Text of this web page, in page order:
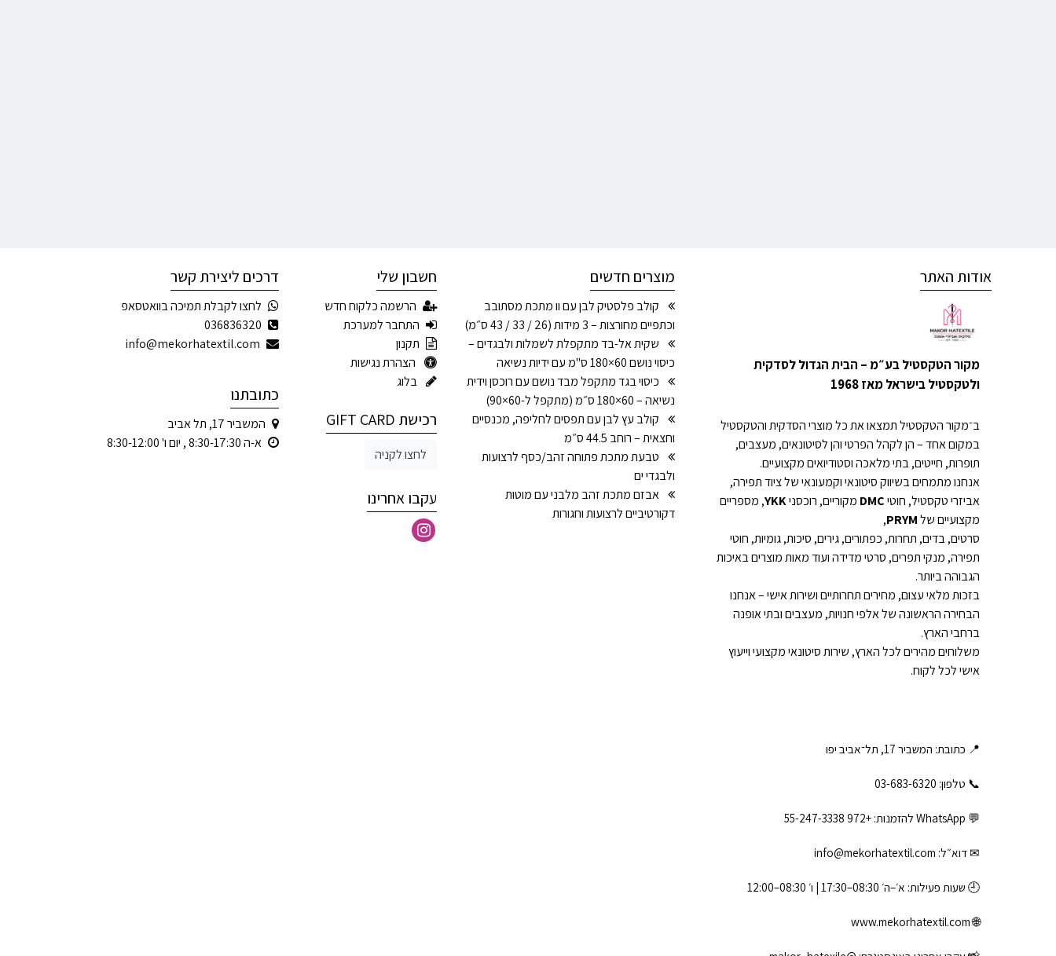
אודות האתר
מקור הטקסטיל בע״מ – הבית הגדול לסדקית
ולטקסטיל בישראל מאז 1968
ב־מקור הטקסטיל תמצאו את כל מוצרי הסדקית והטקסטיל
במקום אחד – הן לקהל הפרטי והן לסיטונאים, מעצבים,
תופרות, חייטים, בתי מלאכה וסטודיואים מקצועיים.
אנחנו מתמחים בשיווק סיטונאי וקמעונאי של ציוד תפירה,
אביזרי טקסטיל, חוטיDMC מקוריים, רוכסניYKK, מספריים
מקצועיים שלPRYM
,
סרטים, בדים, תחרות, כפתורים, גירים, סיכות, גומיות, חוטי
תפירה, מנקי תפרים, סרטי מדידה ועוד מאות מוצרים באיכות
הגבוהה ביותר.
בזכות מלאי עצום, מחירים תחרותיים ושירות אישי – אנחנו
הבחירה הראשונה של אלפי חנויות, מעצבים ובתי אופנה
ברחבי הארץ.
משלוחים מהירים לכל הארץ, שירות סיטונאי מקצועי וייעוץ
אישי לכל לקוח.
📍 כתובת: המשביר 17, תל־אביב יפו
📞 טלפון: ‎03-683-6320
💬 WhatsApp להזמנות: +972 55-247-3338
✉ דוא״ל: info@mekorhatextil.com
🕘 שעות פעילות: א׳–ה׳ 08:30–17:30 | ו׳ 08:30–12:00
🌐
www.mekorhatextil.com
מוצרים חדשים
קולב פלסטיק לבן עם וו מתכת מסתובב
וכתפיים מחורצות – 3 מידות (26 / 33 / 43 ס״מ)
שקית אל-בד מתקפלת לשמלות ולבגדים –
כיסוי נושם 60×180 ס"מ עם ידיות נשיאה
כיסוי בגד מתקפל מבד נושם עם רוכסן וידית
נשיאה – 60×180 ס״מ (מתקפל ל-60×90)
קולב עץ לבן עם תפסים לחליפה, מכנסיים
וחצאית – רוחב 44.5 ס״מ
טבעת מתכת פתוחה זהב/כסף לרצועות
ולבגדי ים
אבזם מתכת זהב מלבני עם מוטות
דקורטיביים לרצועות וחגורות
חשבון שלי
הרשמה כלקוח חדש
התחבר למערכת
תקנון
הצהרת נגישות
בלוג
רכישת GIFT CARD
לחצו לקניה
עקבו אחרינו
דרכים ליצירת קשר
לחצו לקבלת תמיכה בוואטסאפ
036836320
info@mekorhatextil.com
כתובתנו
המשביר 17, תל אביב
א-ה 8:30-17:30 , יום ו' 8:30-12:00